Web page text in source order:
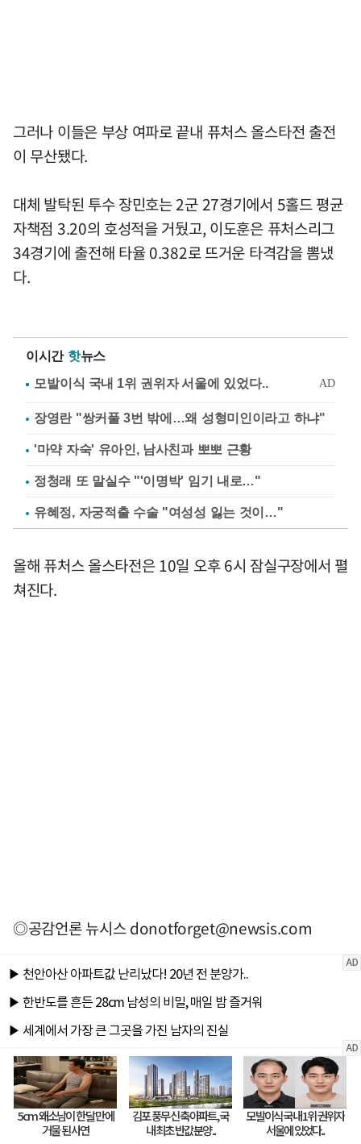
그러나 이들은 부상 여파로 끝내 퓨처스 올스타전 출전
이 무산됐다.
대체 발탁된 투수 장민호는 2군 27경기에서 5홀드 평균
자책점 3.20의 호성적을 거뒀고, 이도훈은 퓨처스리그
34경기에 출전해 타율 0.382로 뜨거운 타격감을 뽐냈
다.
이시간 핫뉴스
장영란 "쌍커풀 3번 밖에…왜 성형미인이라고 하냐"
'마약 자숙' 유아인, 남사친과 뽀뽀 근황
정청래 또 말실수 "'이명박' 임기 내로…"
유혜정, 자궁적출 수술 "여성성 잃는 것이…"
올해 퓨처스 올스타전은 10일 오후 6시 잠실구장에서 펼
쳐진다.
◎공감언론 뉴시스donotforget@newsis.com